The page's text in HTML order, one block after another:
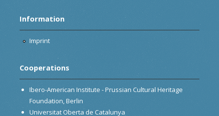
Information
Imprint
Cooperations
Ibero-American Institute - Prussian Cultural Heritage
Foundation, Berlin
Universitat Oberta de Catalunya